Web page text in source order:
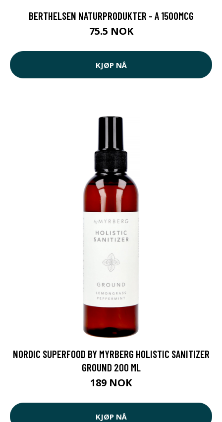
BERTHELSEN NATURPRODUKTER - A 1500MCG
75.5 NOK
KJØP NÅ
NORDIC SUPERFOOD BY MYRBERG HOLISTIC SANITIZER
GROUND 200 ML
189 NOK
KJØP NÅ